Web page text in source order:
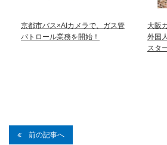
京都市バス×AIカメラで、ガス管
パトロール業務を開始！
大阪
外国
スタ
前の記事へ